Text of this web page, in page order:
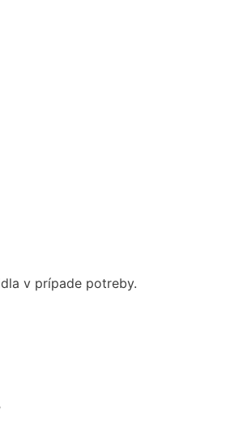
v prípade potreby.